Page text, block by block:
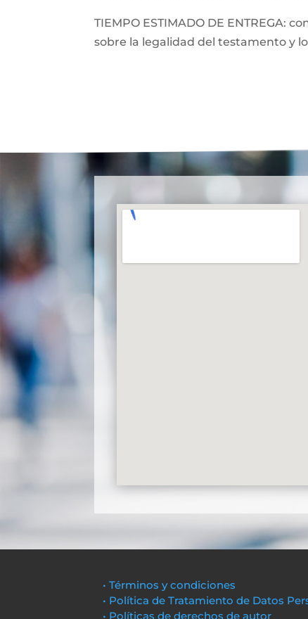
TIEMPO ESTIMADO DE ENTREGA:
sobre la legalidad del testamento y
• Términos y condiciones
• Política de Tratamiento de Datos
• Políticas de derechos de autor